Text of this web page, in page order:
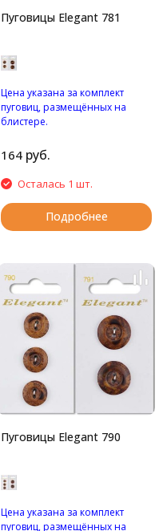
Пуговицы Elegant 781
Цена указана за комплект
пуговиц, размещённых на
блистере.
отверстиями.
164 руб.
Осталась 1 шт.
Подробнее
Пуговицы Elegant 790
Цена указана за комплект
пуговиц, размещённых на